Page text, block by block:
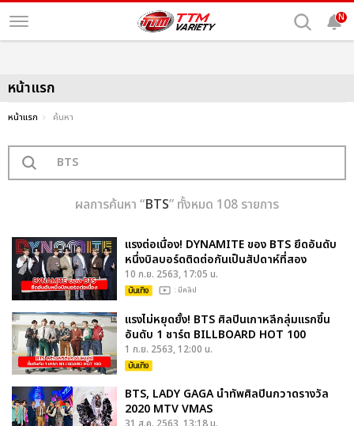
N
หน้าแรก
หน้าแรก ค้นหา
ผลการค้นหา “BTS” ทั้งหมด 108 รายการ
แรงต่อเนื่อง! DYNAMITE ของ BTS ยึดอันดับ
หนึ่งบิลบอร์ดติดต่อกันเป็นสัปดาห์ที่สอง
10 ก.ย. 2563, 17:05 น.
บันเทิง : มีคลิป
แรงไม่หยุดยั้ง! BTS ศิลปินเกาหลีกลุ่มแรกขึ้น
อันดับ 1 ชาร์ต BILLBOARD HOT 100
1 ก.ย. 2563, 12:00 น.
บันเทิง
BTS, LADY GAGA นำทัพศิลปินกวาดรางวัล
2020 MTV VMAS